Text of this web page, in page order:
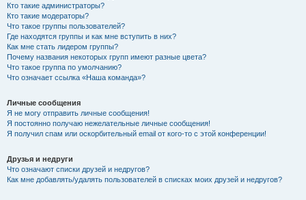
Кто такие администраторы?
Кто такие модераторы?
Что такое группы пользователей?
Где находятся группы и как мне вступить в них?
Как мне стать лидером группы?
Почему названия некоторых групп имеют разные цвета?
Что такое группа по умолчанию?
Что означает ссылка «Наша команда»?
Личные сообщения
Я не могу отправить личные сообщения!
Я постоянно получаю нежелательные личные сообщения!
Я получил спам или оскорбительный email от кого-то с этой конференции!
Друзья и недруги
Что означают списки друзей и недругов?
Как мне добавлять/удалять пользователей в списках моих друзей и недругов?